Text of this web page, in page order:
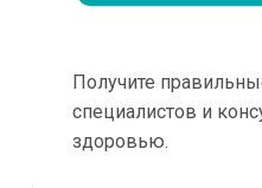
Получите
специалистов и
здоровью.